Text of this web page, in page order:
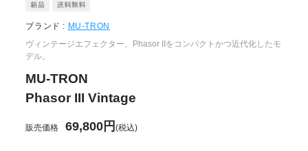
ブランド : MU-TRON
ヴィンテージエフェクター、Phasor IIをコンパクトかつ近代化したモ
デル。
MU-TRON
Phasor III Vintage
販売価格 69,800円(税込)